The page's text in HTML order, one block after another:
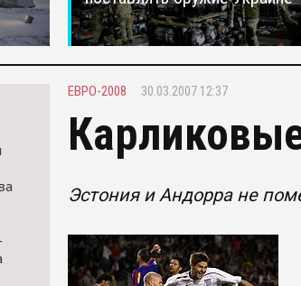
ЕВРО-2008 30.03.2007 12:37
Эстония и Андорра не